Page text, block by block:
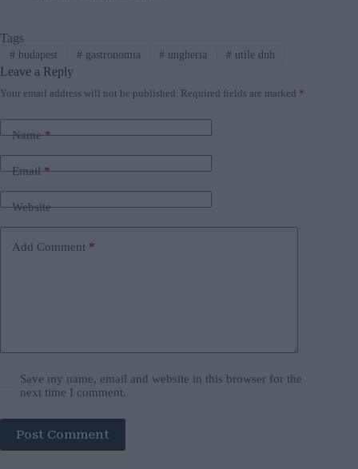
Tags
#budapest #gastronomia # ungheria # utile dnh
Leave a Reply
Your email address will not be published. Required fields are marked *
Name*
Email*
Website
Add Comment *
Save my name, email and website in this browser for the
next time I comment.
Post Comment